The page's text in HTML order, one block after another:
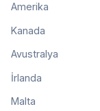
Amerika
Kanada
Avustralya
İrlanda
Malta